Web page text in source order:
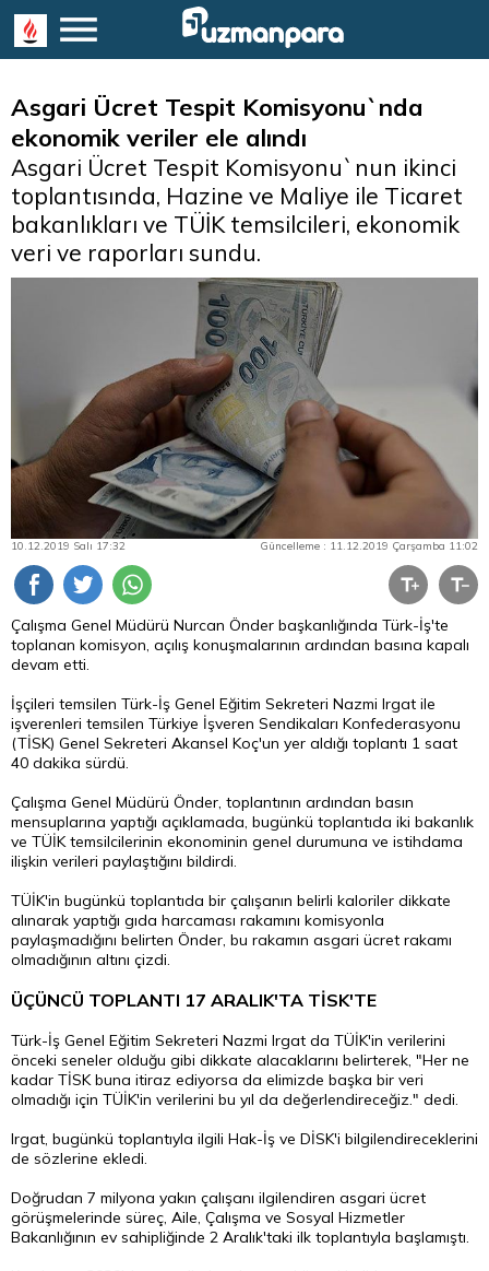
Asgari Ücret Tespit Komisyonu`nda
ekonomik veriler ele alındı
Asgari Ücret Tespit Komisyonu`nun ikinci
toplantısında, Hazine ve Maliye ile Ticaret
bakanlıkları ve TÜİK temsilcileri, ekonomik
veri ve raporları sundu.
10.12.2019 Salı 17:32 Güncelleme : 11.12.2019 Çarşamba 11:02
Çalışma Genel Müdürü Nurcan Önder başkanlığında Türk-İş'te
toplanan komisyon, açılış konuşmalarının ardından basına kapalı
devam etti.
İşçileri temsilen Türk-İş Genel Eğitim Sekreteri Nazmi Irgat ile
işverenleri temsilen Türkiye İşveren Sendikaları Konfederasyonu
(TİSK) Genel Sekreteri Akansel Koç'un yer aldığı toplantı 1 saat
40 dakika sürdü.
Çalışma Genel Müdürü Önder, toplantının ardından basın
mensuplarına yaptığı açıklamada, bugünkü toplantıda iki bakanlık
ve TÜİK temsilcilerinin ekonominin genel durumuna ve istihdama
ilişkin verileri paylaştığını bildirdi.
TÜİK'in bugünkü toplantıda bir çalışanın belirli kaloriler dikkate
alınarak yaptığı gıda harcaması rakamını komisyonla
paylaşmadığını belirten Önder, bu rakamın asgari ücret rakamı
olmadığının altını çizdi.
ÜÇÜNCÜ TOPLANTI 17 ARALIK'TA TİSK'TE
Türk-İş Genel Eğitim Sekreteri Nazmi Irgat da TÜİK'in verilerini
önceki seneler olduğu gibi dikkate alacaklarını belirterek, "Her ne
kadar TİSK buna itiraz ediyorsa da elimizde başka bir veri
olmadığı için TÜİK'in verilerini bu yıl da değerlendireceğiz." dedi.
Irgat, bugünkü toplantıyla ilgili Hak-İş ve DİSK'i bilgilendireceklerini
de sözlerine ekledi.
Doğrudan 7 milyona yakın çalışanı ilgilendiren asgari ücret
görüşmelerinde süreç, Aile, Çalışma ve Sosyal Hizmetler
Bakanlığının ev sahipliğinde 2 Aralık'taki ilk toplantıyla başlamıştı.